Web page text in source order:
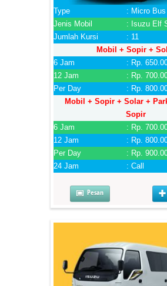
Type
: Micro Bus
Jenis Mobil
: Isuzu Elf
Jumlah Kursi
: 11
Mobil + Sopir +
6 Jam
: Rp.
12 Jam
: Rp.
Per Day
: Rp.
Mobil + Sopir + Solar +
Sopir
6 Jam
: Rp.
12 Jam
: Rp.
Per Day
: Rp.
24 Jam
: Call
Pesan